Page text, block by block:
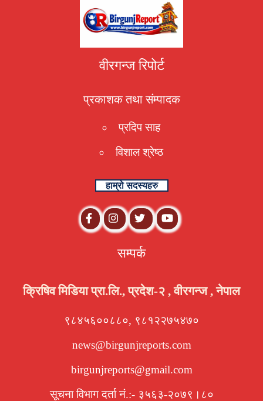
वीरगन्ज रिपोर्ट
प्रकाशक तथा संम्पादक
प्रदिप साह
विशाल श्रेष्ठ
हाम्रो सदस्यहरु
सम्पर्क
क्रिषिव मिडिया प्रा.लि., प्रदेश-२ , वीरगन्ज , नेपाल
९८४५६००८८०, ९८१२२७५४७०
news@birgunjreports.com
birgunjreports@gmail.com
सूचना विभाग दर्ता नं.:- ३५६३-२०७९।८०